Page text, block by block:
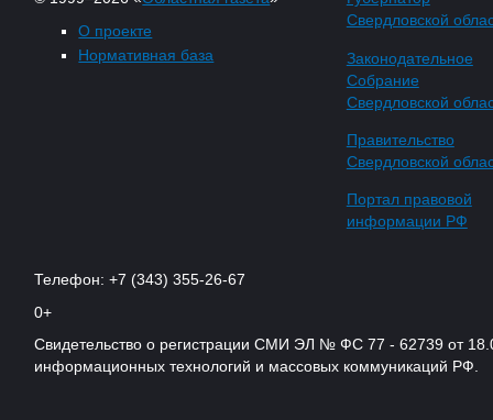
О проекте
Нормативная база
Свердловской
Законодательное
Собрание
Свердловской
Правительство
Свердловской
Портал правовой
информации РФ
Телефон: +7 (343) 355-26-67
0+
Свидетельство о регистрации СМИ ЭЛ № ФС 77 - 62739 от
информационных технологий и массовых коммуникаций РФ.